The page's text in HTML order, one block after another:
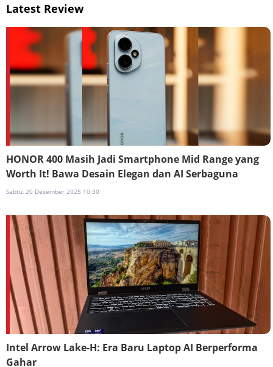
Latest Review
HONOR 400 Masih Jadi Smartphone Mid Range yang
Worth It! Bawa Desain Elegan dan AI Serbaguna
Sabtu, 20 Desember 2025 10:30
Intel Arrow Lake-H: Era Baru Laptop AI Berperforma
Gahar